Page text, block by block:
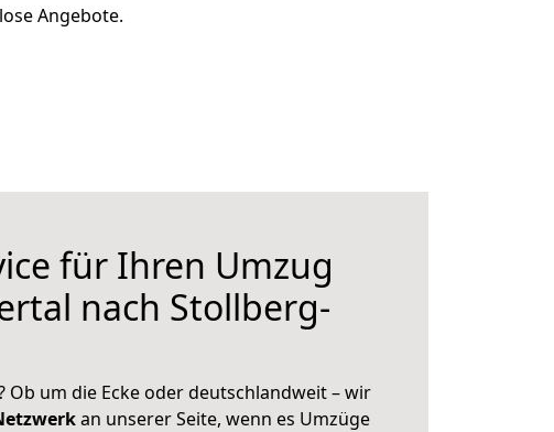
Angebote.
für Ihren Umzug
nach Stollberg-
Ob um die Ecke oder deutschlandweit – wir
an unserer Seite, wenn es Umzüge